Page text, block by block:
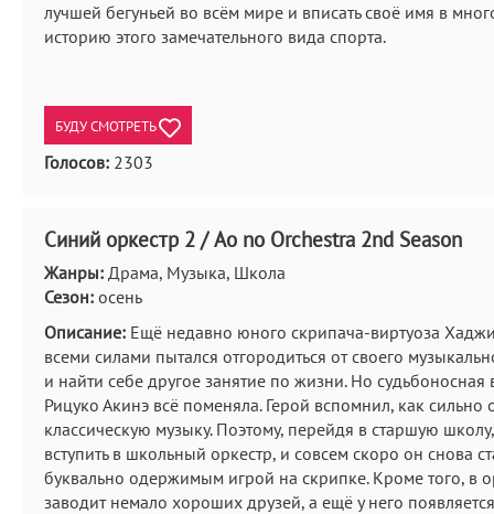
лучшей бегуньей во всём мире и вписать своё имя в
историю этого замечательного вида спорта.
БУДУ СМОТРЕТЬ
Голосов: 2303
Синий оркестр 2 / Ao no Orchestra 2nd Season
Жанры: Драма, Музыка, Школа
Сезон: осень
Описание: Ещё недавно юного скрипача-виртуоза
всеми силами пытался отгородиться от своего
и найти себе другое занятие по жизни. Но судьбоносная
Рицуко Акинэ всё поменяла. Герой вспомнил, как сильно
классическую музыку. Поэтому, перейдя в старшую
вступить в школьный оркестр, и совсем скоро он снова
буквально одержимым игрой на скрипке. Кроме того, в
заводит немало хороших друзей, а ещё у него появляется